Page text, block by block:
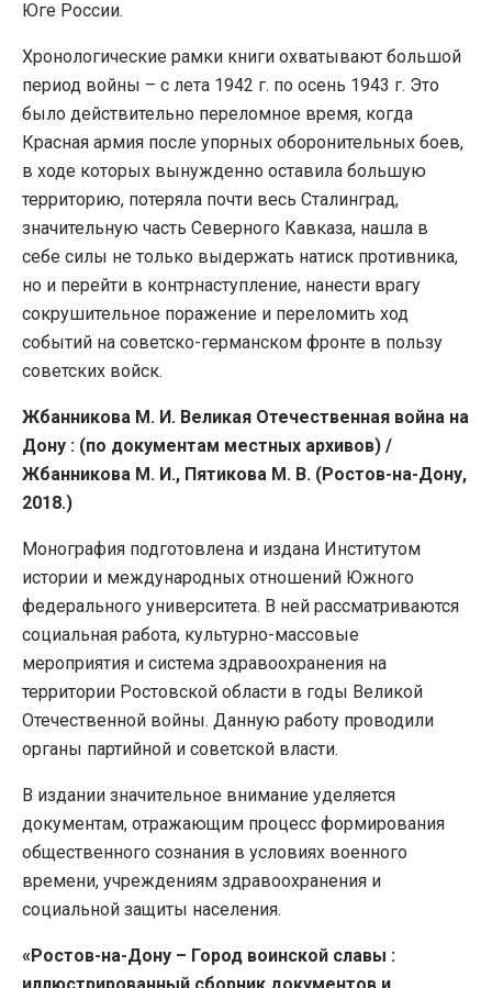
Юге России.
Хронологические рамки книги охватывают большой
период войны – с лета 1942 г. по осень 1943 г. Это
было действительно переломное время, когда
Красная армия после упорных оборонительных боев,
в ходе которых вынужденно оставила большую
территорию, потеряла почти весь Сталинград,
значительную часть Северного Кавказа, нашла в
себе силы не только выдержать натиск противника,
но и перейти в контрнаступление, нанести врагу
сокрушительное поражение и переломить ход
событий на советско-германском фронте в пользу
советских войск.
Жбанникова М. И. Великая Отечественная война на
Дону : (по документам местных архивов) /
Жбанникова М. И., Пятикова М. В. (Ростов-на-Дону,
2018.)
Монография подготовлена и издана Институтом
истории и международных отношений Южного
федерального университета. В ней рассматриваются
социальная работа, культурно-массовые
мероприятия и система здравоохранения на
территории Ростовской области в годы Великой
Отечественной войны. Данную работу проводили
органы партийной и советской власти.
В издании значительное внимание уделяется
документам, отражающим процесс формирования
общественного сознания в условиях военного
времени, учреждениям здравоохранения и
социальной защиты населения.
«Ростов-на-Дону – Город воинской славы :